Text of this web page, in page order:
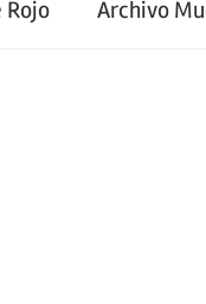
Archivo